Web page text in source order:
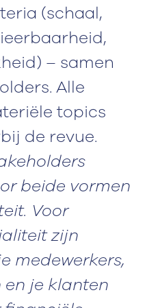
(schaal,
– samen
Alle
topics
de revue.
beide vormen
Voor
zijn
medewerkers,
je klanten